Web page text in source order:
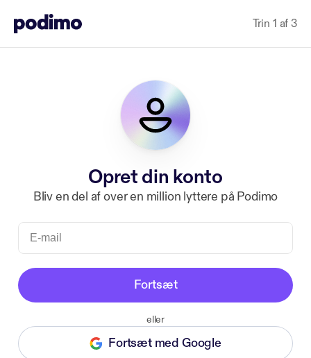
Trin 1 af 3
Opret din konto
Bliv en del af over en million lyttere på Podimo
Fortsæt
eller
Fortsæt med Google